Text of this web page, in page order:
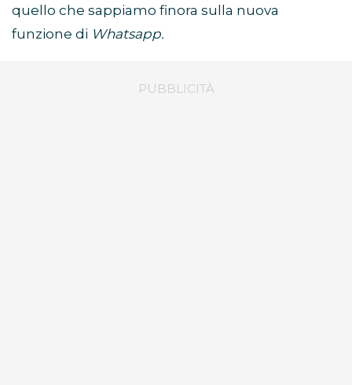
quello che sappiamo finora sulla nuova
funzione di Whatsapp.